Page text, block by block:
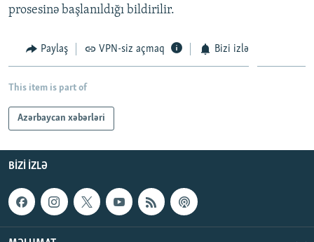
AZADLIQRADIOSU MOBIL TELEFONUNUZDA
BIZIMLƏ ƏLAQƏ
XƏBƏR BÜLLETENLƏRIMIZ
RFE/RL-in bütün saytları
prosesinə başlanıldığı bildirilir.
Paylaş VPN-siz açmaq Bizi izlə
This item is part of
Azərbaycan xəbərləri
BIZI IZLƏ